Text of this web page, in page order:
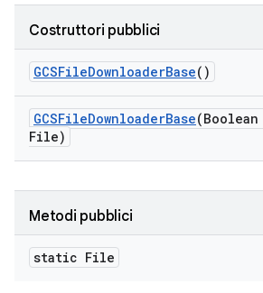
Costruttori pubblici
GCSFileDownloaderBase()
GCSFileDownloaderBase
File)
Metodi pubblici
static File